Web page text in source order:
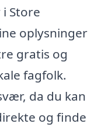
Store
oplysninger
gratis og
fagfolk.
da du kan
og finde